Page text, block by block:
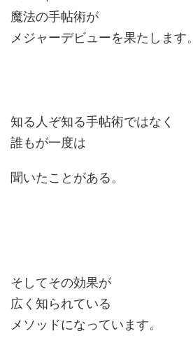
魔法の手帖術が
メジャーデビューを果たします。
知る人ぞ知る手帖術ではなく
誰もが一度は
聞いたことがある。
そしてその効果が
広く知られている
メソッドになっています。